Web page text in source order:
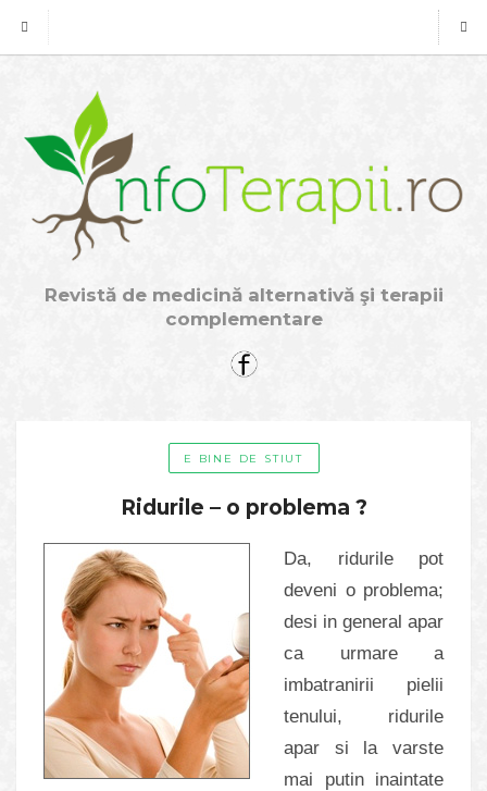
Revistă de medicină alternativă şi terapii
complementare
E BINE DE STIUT
Ridurile – o problema ?
Da, ridurile pot
deveni o problema;
desi in general apar
ca urmare a
imbatranirii pielii
tenului, ridurile
apar si la varste
mai putin inaintate